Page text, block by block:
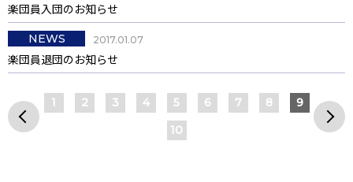
楽団員入団のお知らせ
2017.01.07
NEWS
楽団員退団のお知らせ
1 2 3 4 5 6 7 8
9
10